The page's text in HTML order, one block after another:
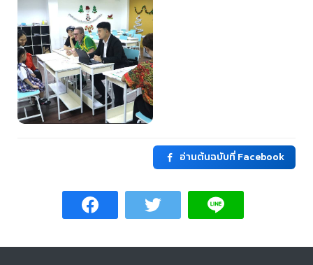
อ่านต้นฉบับที่ Facebook